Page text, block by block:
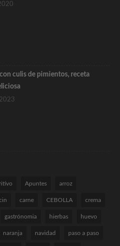
culis de pimientos, receta
Apuntes arroz
carne CEBOLLA crema
gastrónomia hierbas huevo
naranja navidad paso a paso